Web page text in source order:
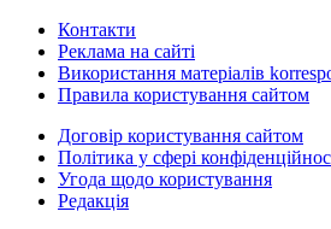
Контакти
Реклама на сайті
Використання матеріалів
Правила користування сайтом
Договір користування сайтом
Політика у сфері
Угода щодо користування
Редакція